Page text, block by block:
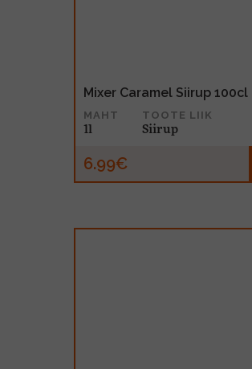
Mixer Caramel Siirup 100cl
MAHT
1l
TOOTE LIIK
Siirup
6.99€